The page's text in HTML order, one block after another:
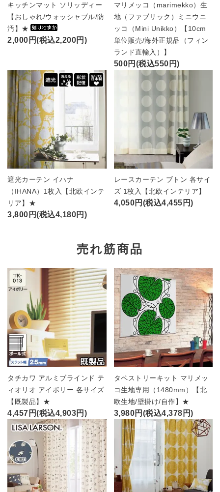
キッチンマット ソリッディー
【おしゃれ/ウォッシャブル/防
汚】★
2,000円(税込2,200円)
マリメッコ（marimekko）生
地（ファブリック）ミニウニ
ッコ（Mini Unikko）【10cm
単位販売/海外正規品（フィン
ランド直輸入）】
500円(税込550円)
遮光カーテン イハナ
（IHANA）1枚入【北欧インテ
リア】★
3,800円(税込4,180円)
レースカーテン ブトン 各サイ
ズ 1枚入【北欧インテリア】
4,050円(税込4,455円)
売れ筋商品
タチカワ アルミブラインド テ
ィオリオ アイボリー 各サイズ
【既製品】★
4,457円(税込4,903円)
タペストリーキット マリメッ
コ生地専用（1480mm）【北
欧生地/壁掛け/自作】★
3,980円(税込4,378円)